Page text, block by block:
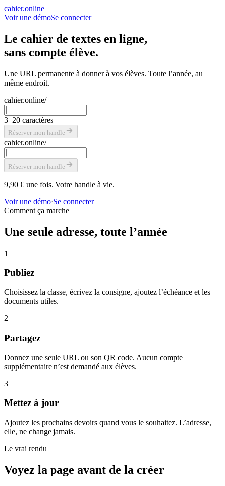
cahier.online
Voir une démoSe connecter
Le cahier de textes en ligne,
sans compte élève.
Une URL permanente à donner à vos élèves. Toute l’année, au
même endroit.
cahier.online/
3–20 caractères
Réserver mon handle
cahier.online/
Réserver mon handle
9,90 € une fois. Votre handle à vie.
Voir une démo·Se connecter
Comment ça marche
Une seule adresse, toute l’année
1
Publiez
Choisissez la classe, écrivez la consigne, ajoutez l’échéance et les
documents utiles.
2
Partagez
Donnez une seule URL ou son QR code. Aucun compte
supplémentaire n’est demandé aux élèves.
3
Mettez à jour
Ajoutez les prochains devoirs quand vous le souhaitez. L’adresse,
elle, ne change jamais.
Le vrai rendu
Voyez la page avant de la créer